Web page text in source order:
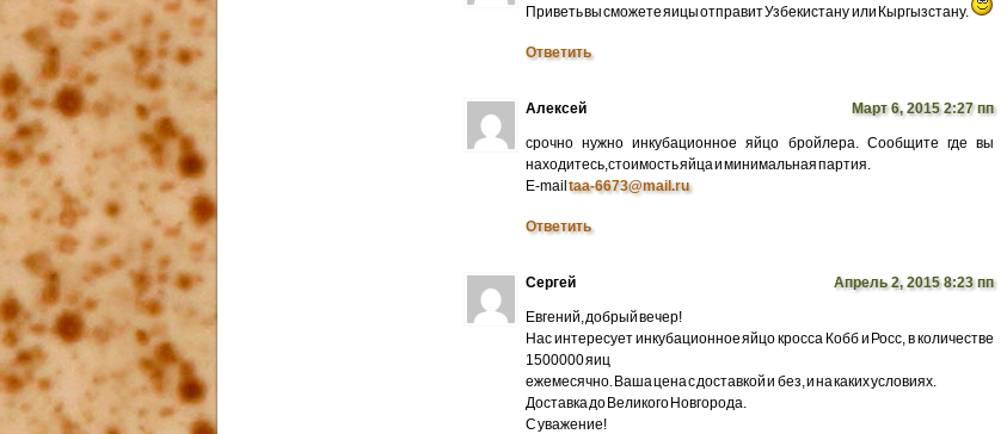
Приветь вы сможете яицы отправит Узбекистану или Кыргызстану.
Ответить
Алексей Март 6, 2015 2:27 пп
срочно нужно инкубационное яйцо бройлера. Сообщите где вы
находитесь,стоимость яйца и минимальная партия.
E-mailtaa-6673@mail.ru
Ответить
Сергей Апрель 2, 2015 8:23 пп
Евгений, добрый вечер!
Нас интересует инкубационное яйцо кросса Кобб и Росс, в количестве
1500000 яиц
ежемесячно. Ваша цена с доставкой и без, и на каких условиях.
Доставка до Великого Новгорода.
С уважение!